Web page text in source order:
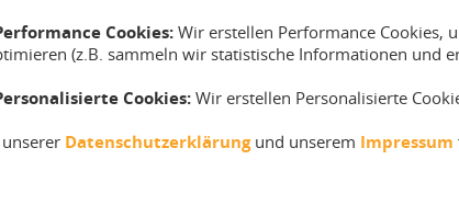
Cookies: Wir erstellen Performance Cookies,
(z.B. sammeln wir statistische Informationen und
Cookies:Wir erstellen Personalisierte
Datenschutzerklärungund unserem Impressum